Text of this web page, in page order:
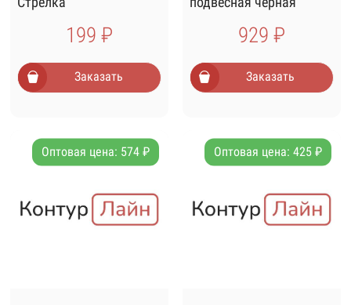
199 ₽
Заказать
929 ₽
Заказать
Оптовая цена: 574 ₽ Оптовая цена: 425 ₽